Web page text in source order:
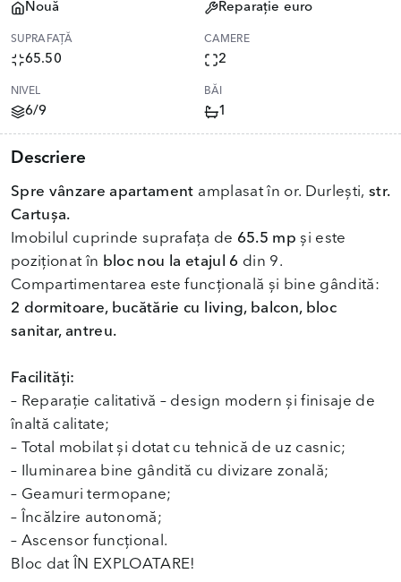
Nouă Reparație euro
SUPRAFAȚĂ
65.50
CAMERE
2
NIVEL
6/9
BĂI
1
Descriere
Spre vânzare apartament amplasat în or. Durlești, str.
Cartușa.
Imobilul cuprinde suprafața de 65.5 mp și este
poziționat în bloc nou la etajul 6 din 9.
Compartimentarea este funcțională și bine gândită:
2 dormitoare, bucătărie cu living, balcon, bloc
sanitar, antreu.
Facilități:
– Reparație calitativă – design modern și finisaje de
înaltă calitate;
– Total mobilat și dotat cu tehnică de uz casnic;
– Iluminarea bine gândită cu divizare zonală;
– Geamuri termopane;
– Încălzire autonomă;
– Ascensor funcțional.
Bloc dat ÎN EXPLOATARE!